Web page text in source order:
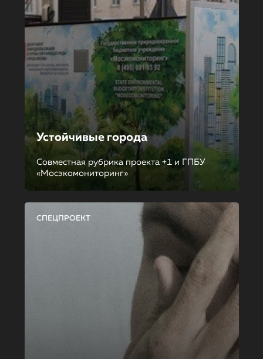
Устойчивые города
Совместная рубрика проекта +1 и ГПБУ
«Мосэкомониторинг»
СПЕЦПРОЕКТ